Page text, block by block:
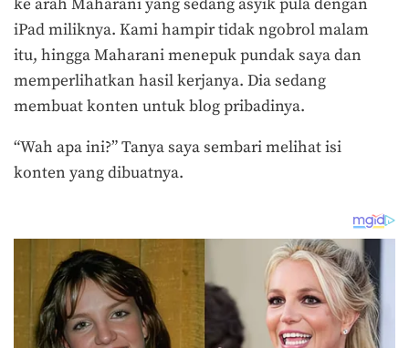
ke arah Maharani yang sedang asyik pula dengan
iPad miliknya. Kami hampir tidak ngobrol malam
itu, hingga Maharani menepuk pundak saya dan
memperlihatkan hasil kerjanya. Dia sedang
membuat konten untuk blog pribadinya.
“Wah apa ini?” Tanya saya sembari melihat isi
konten yang dibuatnya.